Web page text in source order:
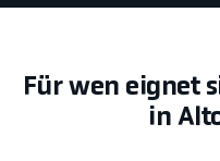
Für wen eignet
in